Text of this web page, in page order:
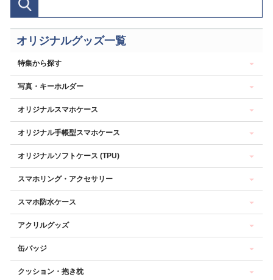
オリジナルグッズ一覧
特集から探す
写真・キーホルダー
オリジナルスマホケース
オリジナル手帳型スマホケース
オリジナルソフトケース (TPU)
スマホリング・アクセサリー
スマホ防水ケース
アクリルグッズ
缶バッジ
クッション・抱き枕